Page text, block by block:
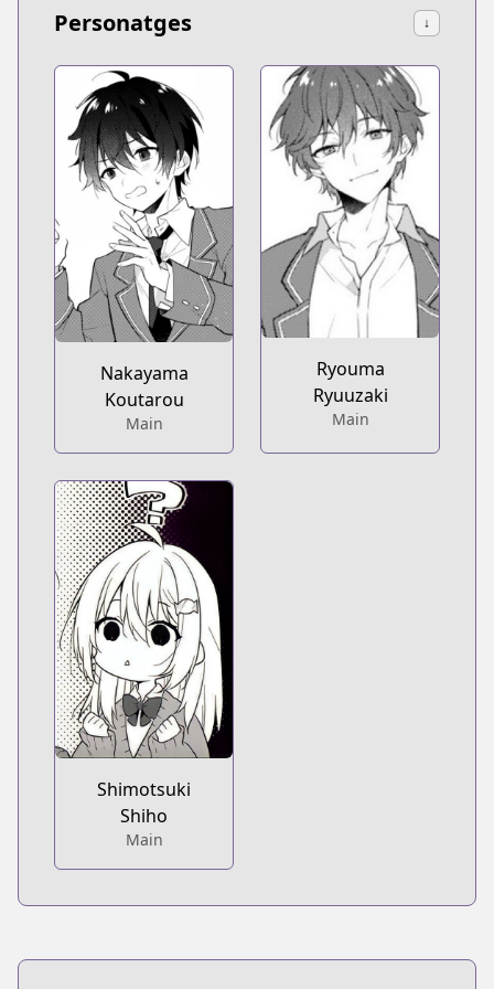
Personatges ↓
Nakayama
Koutarou
Main
Ryouma
Ryuuzaki
Main
Shimotsuki
Shiho
Main